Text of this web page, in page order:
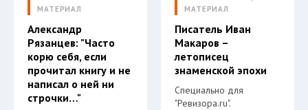
МАТЕРИАЛ
Александр
Рязанцев: "Часто
корю себя, если
прочитал книгу и не
написал о ней ни
строчки…"
МАТЕРИАЛ
Писатель Иван
Макаров –
летописец
знаменской эпохи
Специально для
"Ревизора.ru".